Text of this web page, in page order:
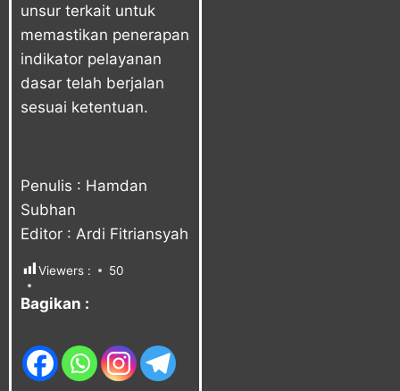
unsur terkait untuk
memastikan penerapan
indikator pelayanan
dasar telah berjalan
sesuai ketentuan.
Penulis : Hamdan
Subhan
Editor : Ardi Fitriansyah
Viewers : 50
Bagikan :